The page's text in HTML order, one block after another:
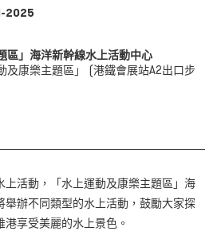
2025
區」海洋新幹線水上活動中心
及康樂主題區」 (港鐵會展站A2出口步
上活動，「水上運動及康樂主題區」海
舉辦不同類型的水上活動，鼓勵大家探
享受美麗的水上景色。